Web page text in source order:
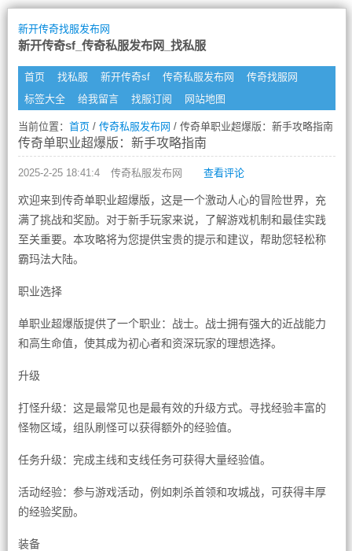
新开传奇找服发布网
新开传奇sf_传奇私服发布网_找私服
首页 找私服 新开传奇sf 传奇私服发布网
传奇找服网
标签大全
给我留言 找服订阅 网站地图
当前位置： 首页/ 传奇私服发布网 / 传奇单职业超爆版：新手攻略指南
传奇单职业超爆版：新手攻略指南
2025-2-25 18:41:4 传奇私服发布网 查看评论
欢迎来到传奇单职业超爆版，这是一个激动人心的冒险世界，充
满了挑战和奖励。对于新手玩家来说，了解游戏机制和最佳实践
至关重要。本攻略将为您提供宝贵的提示和建议，帮助您轻松称
霸玛法大陆。
职业选择
单职业超爆版提供了一个职业：战士。战士拥有强大的近战能力
和高生命值，使其成为初心者和资深玩家的理想选择。
升级
打怪升级：这是最常见也是最有效的升级方式。寻找经验丰富的
怪物区域，组队刷怪可以获得额外的经验值。
任务升级：完成主线和支线任务可获得大量经验值。
活动经验：参与游戏活动，例如刺杀首领和攻城战，可获得丰厚
的经验奖励。
装备